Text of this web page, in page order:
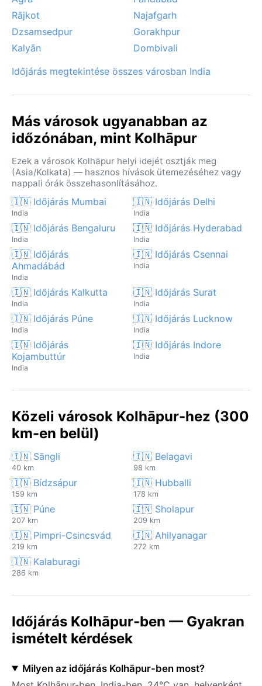
Rājkot
Najafgarh
Dzsamsedpur
Gorakhpur
Kalyān
Dombivali
Időjárás megtekintése összes városban India
Más városok ugyanabban az
időzónában, mint Kolhāpur
Ezek a városok Kolhāpur helyi idejét osztják meg
(Asia/Kolkata) — hasznos hívások ütemezéséhez vagy
nappali órák összehasonlításához.
🇮🇳 Időjárás Mumbai
India
🇮🇳 Időjárás Delhi
India
🇮🇳 Időjárás Bengaluru
India
🇮🇳 Időjárás Hyderabad
India
🇮🇳 Időjárás
Ahmadábád
India
🇮🇳 Időjárás Csennai
India
🇮🇳 Időjárás Kalkutta
India
🇮🇳 Időjárás Surat
India
🇮🇳 Időjárás Púne
India
🇮🇳 Időjárás Lucknow
India
🇮🇳 Időjárás
Kojambuttúr
India
🇮🇳 Időjárás Indore
India
Közeli városok Kolhāpur-hez (300
km-en belül)
🇮🇳 Sāngli
40 km
🇮🇳 Belagavi
98 km
🇮🇳 Bídzsápur
159 km
🇮🇳 Hubballi
178 km
🇮🇳 Púne
207 km
🇮🇳 Sholapur
209 km
🇮🇳 Pimpri-Csincsvád
219 km
🇮🇳 Ahilyanagar
272 km
🇮🇳 Kalaburagi
286 km
Időjárás Kolhāpur-ben — Gyakran
ismételt kérdések
Milyen az időjárás Kolhāpur-ben most?